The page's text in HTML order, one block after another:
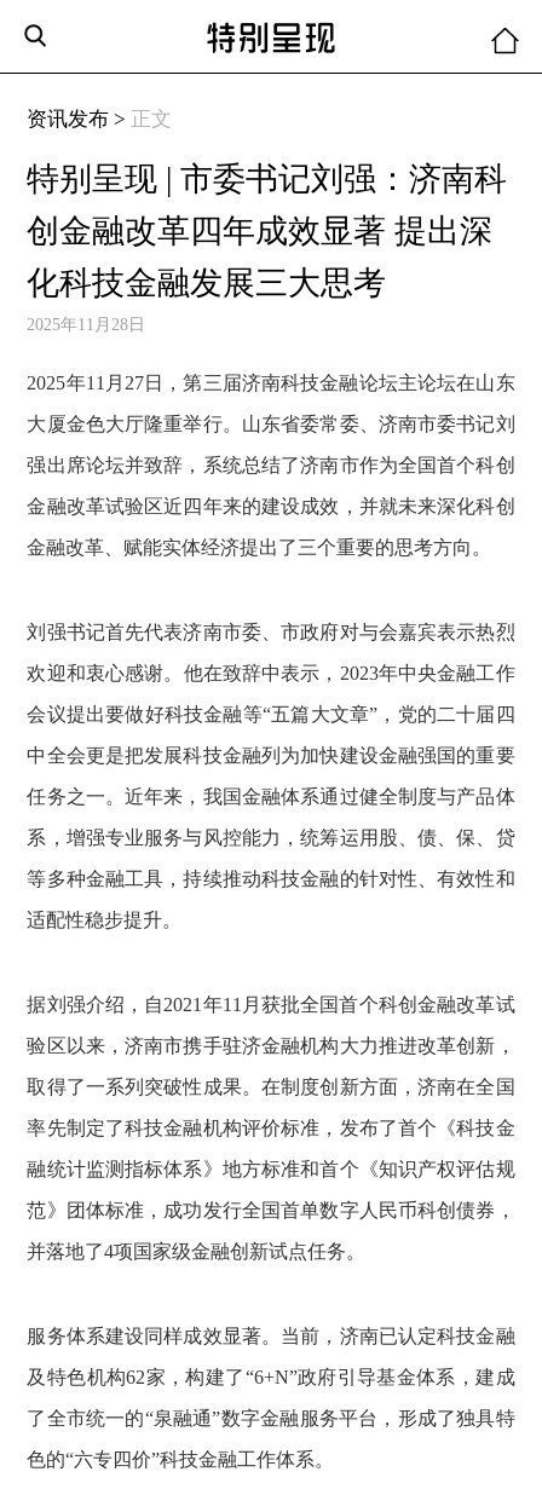
资讯发布 > 正文
特别呈现 | 市委书记刘强：济南科
创金融改革四年成效显著 提出深
化科技金融发展三大思考
2025年11月28日
2025年11月27日，第三届济南科技金融论坛主论坛在山东
大厦金色大厅隆重举行。山东省委常委、济南市委书记刘
强出席论坛并致辞，系统总结了济南市作为全国首个科创
金融改革试验区近四年来的建设成效，并就未来深化科创
金融改革、赋能实体经济提出了三个重要的思考方向。
刘强书记首先代表济南市委、市政府对与会嘉宾表示热烈
欢迎和衷心感谢。他在致辞中表示，2023年中央金融工作
会议提出要做好科技金融等“五篇大文章”，党的二十届四
中全会更是把发展科技金融列为加快建设金融强国的重要
任务之一。近年来，我国金融体系通过健全制度与产品体
系，增强专业服务与风控能力，统筹运用股、债、保、贷
等多种金融工具，持续推动科技金融的针对性、有效性和
适配性稳步提升。
据刘强介绍，自2021年11月获批全国首个科创金融改革试
验区以来，济南市携手驻济金融机构大力推进改革创新，
取得了一系列突破性成果。在制度创新方面，济南在全国
率先制定了科技金融机构评价标准，发布了首个《科技金
融统计监测指标体系》地方标准和首个《知识产权评估规
范》团体标准，成功发行全国首单数字人民币科创债券，
并落地了4项国家级金融创新试点任务。
服务体系建设同样成效显著。当前，济南已认定科技金融
及特色机构62家，构建了“6+N”政府引导基金体系，建成
了全市统一的“泉融通”数字金融服务平台，形成了独具特
色的“六专四价”科技金融工作体系。